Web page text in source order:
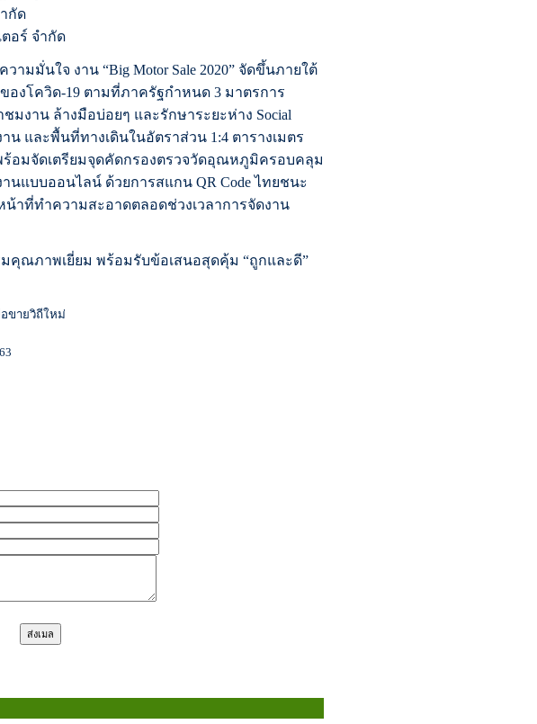
กัด
อร์ จำกัด
มมั่นใจ งาน “Big Motor Sale 2020” จัดขึ้นภายใต้
งโควิด-19 ตามที่ภาครัฐกำหนด 3 มาตรการ
มงาน ล้างมือบ่อยๆ และรักษาระยะห่าง Social
น และพื้นที่ทางเดินในอัตราส่วน 1:4 ตารางเมตร
ร้อมจัดเตรียมจุดคัดกรองตรวจวัดอุณหภูมิครอบคลุม
นแบบออนไลน์ ด้วยการสแกน QR Code ไทยชนะ
น้าที่ทำความสะอาดตลอดช่วงเวลาการจัดงาน
คุณภาพเยี่ยม พร้อมรับข้อเสนอสุดคุ้ม “ถูกและดี”
อขายวิถีใหม่